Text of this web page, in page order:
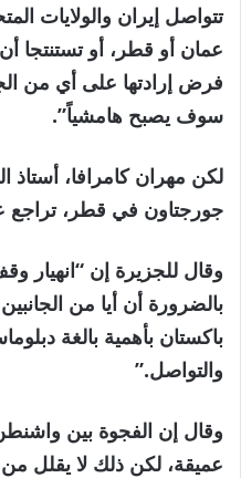
تتواصل إيران والولايات
عمان أو قطر، أو تستنتجا
فرض إرادتها على أي من
سوف يصبح هامشياً”.
لكن مهران كامرافا، أستاذ
جورجتاون في قطر، تراجع
وقال للجزيرة إن “انهيار
بالضرورة أن أيا من
باكستان بأهمية بالغة
والتواصل.”
وقال إن الفجوة بين
عميقة، لكن ذلك لا يقلل